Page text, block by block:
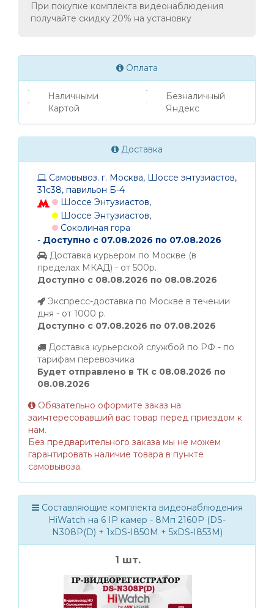
При покупке комплекта видеонаблюдения
получайте скидку 20% на установку
Оплата
Наличными
Картой
Безналичный
Яндекс
Доставка
Самовывоз. г. Москва, Шоссе энтузиастов,
31с38, павильон Б-4
Шоссе Энтузиастов,
Шоссе Энтузиастов,
Соколиная гора
- Доступно с 07.08.2026 по 07.08.2026
Доставка курьером по Москве (в
пределах МКАД) - от 500р.
Доступно с 08.08.2026 по 08.08.2026
Экспресс-доставка по Москве в течении
дня - от 1000 р.
Доступно с 07.08.2026 по 07.08.2026
Доставка курьерской службой по РФ - по
тарифам перевозчика
Будет отправлено в ТК с 08.08.2026 по
08.08.2026
Обязательно оформите заказ на
заинтересовавший вас товар перед приездом к
нам.
Без предварительного заказа мы не можем
гарантировать наличие товара в пункте
самовывоза.
Составляющие комплекта видеонаблюдения
HiWatch на 6 IP камер - 8Мп 2160P (DS-
N308P(D) + 1хDS-I850M + 5хDS-I853M)
1 шт.